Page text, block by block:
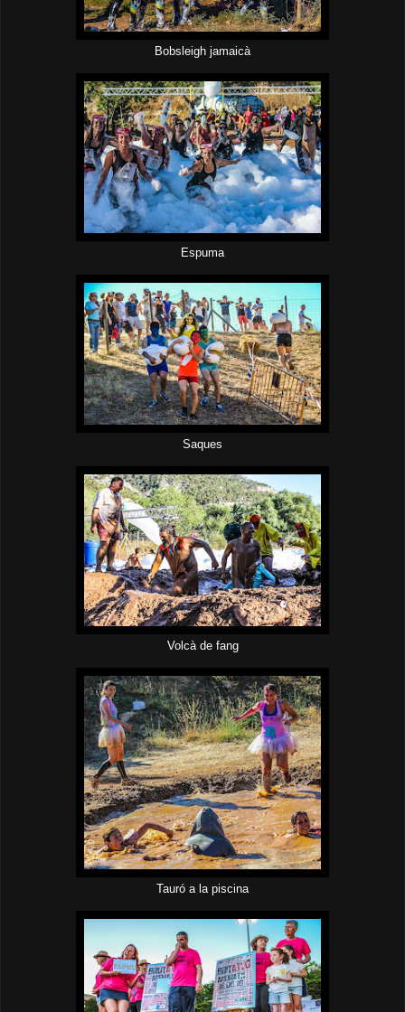
Bobsleigh jamaicà
Espuma
Saques
Volcà de fang
Tauró a la piscina